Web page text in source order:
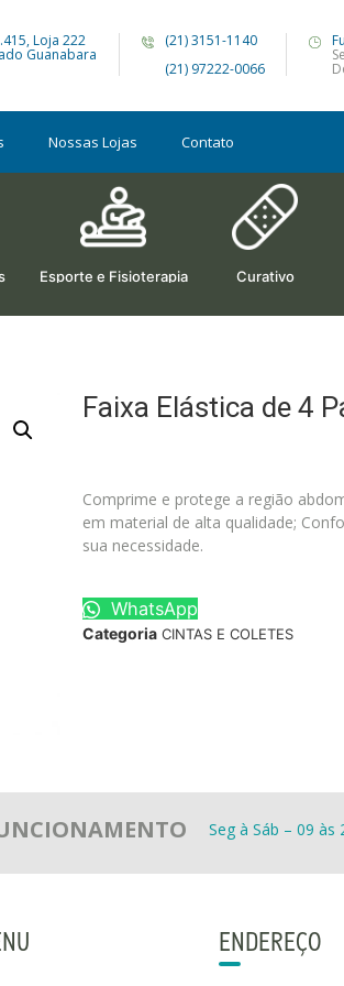
Loja 222
Guanabara
(21) 3151-1140
(21) 97222-0066
Nossas Lojas Contato
Esporte e Fisioterapia Curativo
Faixa Elástica de 4
Comprime e protege a região
em material de alta qualidade;
sua necessidade.
WhatsApp
Categoria CINTAS E COLETES
Seg à Sáb – 09
ENDEREÇO